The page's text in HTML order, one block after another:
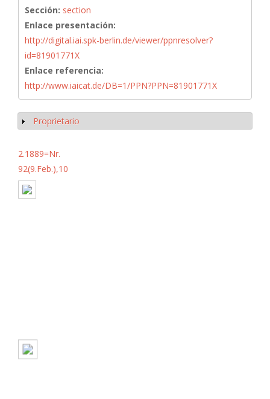
Sección: section
Enlace presentación:
http://digital.iai.spk-berlin.de/viewer/ppnresolver?
id=81901771X
Enlace referencia:
http://www.iaicat.de/DB=1/PPN?PPN=81901771X
Mostrar
Proprietario
2.1889=Nr.
92(9.Feb.),10